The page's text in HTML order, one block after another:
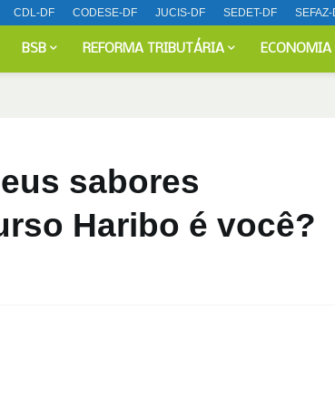
CDL-DF CODESE-DF JUCIS-DF SEDET-DF SEFAZ-
BSB REFORMA TRIBUTÁRIA ECONOMIA
sabores
Haribo é você?